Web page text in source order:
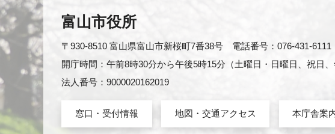
富山市役所
〒930-8510 富山県富山市新桜町7番38号 電話番号：076-431-6111
開庁時間：午前8時30分から午後5時15分（土曜日・日曜日、祝日、
法人番号：9000020162019
窓口・受付情報 地図・交通アクセス 本庁舎案